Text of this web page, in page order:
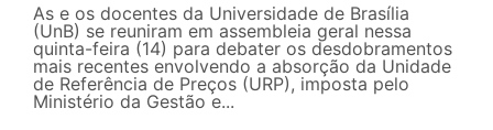
As e os docentes da Universidade de Brasília
(UnB) se reuniram em assembleia geral nessa
quinta-feira (14) para debater os desdobramentos
mais recentes envolvendo a absorção da Unidade
de Referência de Preços (URP), imposta pelo
Ministério da Gestão e...